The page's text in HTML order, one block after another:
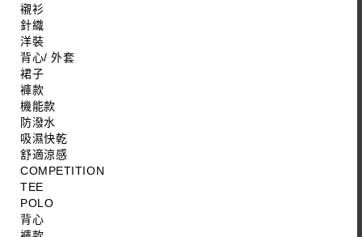
襯衫
針織
洋裝
背心/ 外套
裙子
褲款
機能款
防潑水
吸濕快乾
舒適涼感
COMPETITION
TEE
POLO
背心